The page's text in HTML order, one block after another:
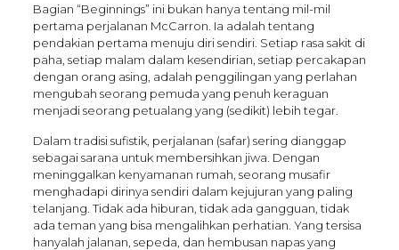
Bagian “Beginnings” ini bukan hanya tentang mil-mil
pertama perjalanan McCarron. Ia adalah tentang
pendakian pertama menuju diri sendiri. Setiap rasa sakit di
paha, setiap malam dalam kesendirian, setiap percakapan
dengan orang asing, adalah penggilingan yang perlahan
mengubah seorang pemuda yang penuh keraguan
menjadi seorang petualang yang (sedikit) lebih tegar.
Dalam tradisi sufistik, perjalanan (safar) sering dianggap
sebagai sarana untuk membersihkan jiwa. Dengan
meninggalkan kenyamanan rumah, seorang musafir
menghadapi dirinya sendiri dalam kejujuran yang paling
telanjang. Tidak ada hiburan, tidak ada gangguan, tidak
ada teman yang bisa mengalihkan perhatian. Yang tersisa
hanyalah jalanan, sepeda, dan hembusan napas yang